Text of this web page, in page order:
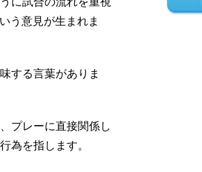
う意見が生まれま
する言葉がありま
プレーに直接関係し
為を指します。